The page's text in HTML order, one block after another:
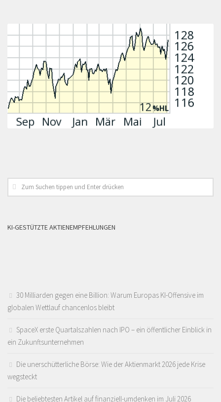
KI-GESTÜTZTE AKTIENEMPFEHLUNGEN
30 Milliarden gegen eine Billion: Warum Europas KI-Offensive im
globalen Wettlauf chancenlos bleibt
SpaceX erste Quartalszahlen nach IPO – ein öffentlicher Einblick in
ein Zukunftsunternehmen
Die unerschütterliche Börse: Wie der Aktienmarkt 2026 jede Krise
wegsteckt
Die beliebtesten Artikel auf finanziell-umdenken im Juli 2026